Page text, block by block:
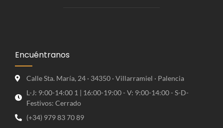
Encuéntranos
Calle Sta. María, 24 · 34350 · Villarramiel · Palencia
L-J: 9:00-14:00 1 | 16:00-19:00 - V: 9:00-14:00 - S-D-
Festivos: Cerrado
(+34) 979 83 70 89